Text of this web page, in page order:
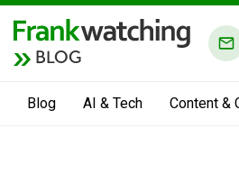
BLOG
Blog AI & Tech Content &